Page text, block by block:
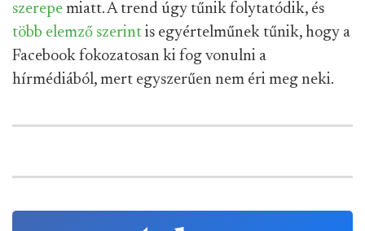
szerepe miatt. A trend úgy tűnik folytatódik, és
több elemző szerint is egyértelműnek tűnik, hogy a
Facebook fokozatosan ki fog vonulni a
hírmédiából, mert egyszerűen nem éri meg neki.